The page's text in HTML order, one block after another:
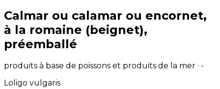
Calmar ou calamar ou encornet,
à la romaine (beignet),
préemballé
produits à base de poissons et produits de la mer · -
Loligo vulgaris